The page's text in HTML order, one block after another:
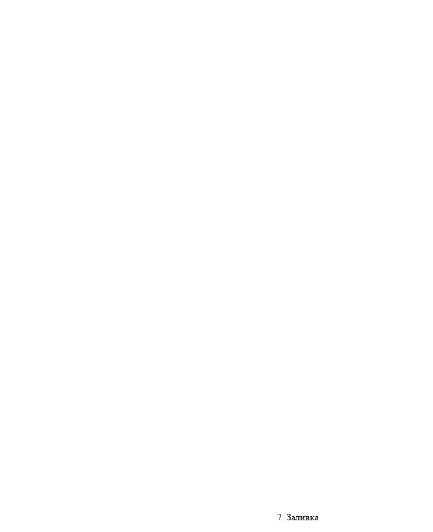
7. Заливка